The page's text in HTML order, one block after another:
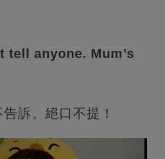
tell anyone. Mum’s
訴。絕口不提！